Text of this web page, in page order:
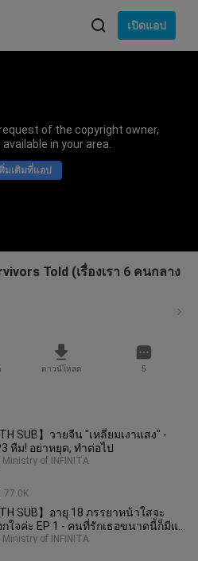
เปิดแอป
of the copyright owner,
in your area.
มเติมที่แอป
Told (เรื่องเรา 6 คนกลาง
ดาวน์โหลด 5
TH SUB】วายจีน "เหลี่ยมเงาแสง" -
หืม! อย่าหยุด, ทำต่อไป
77.0K
Ministry of INFINITA
TH SUB】อายุ 18 ภรรยาหน้าใสจะ
ใจค่ะ EP 1 - คนที่รักเธอขนาดนี้ก็มีแค่
Ministry of INFINITA